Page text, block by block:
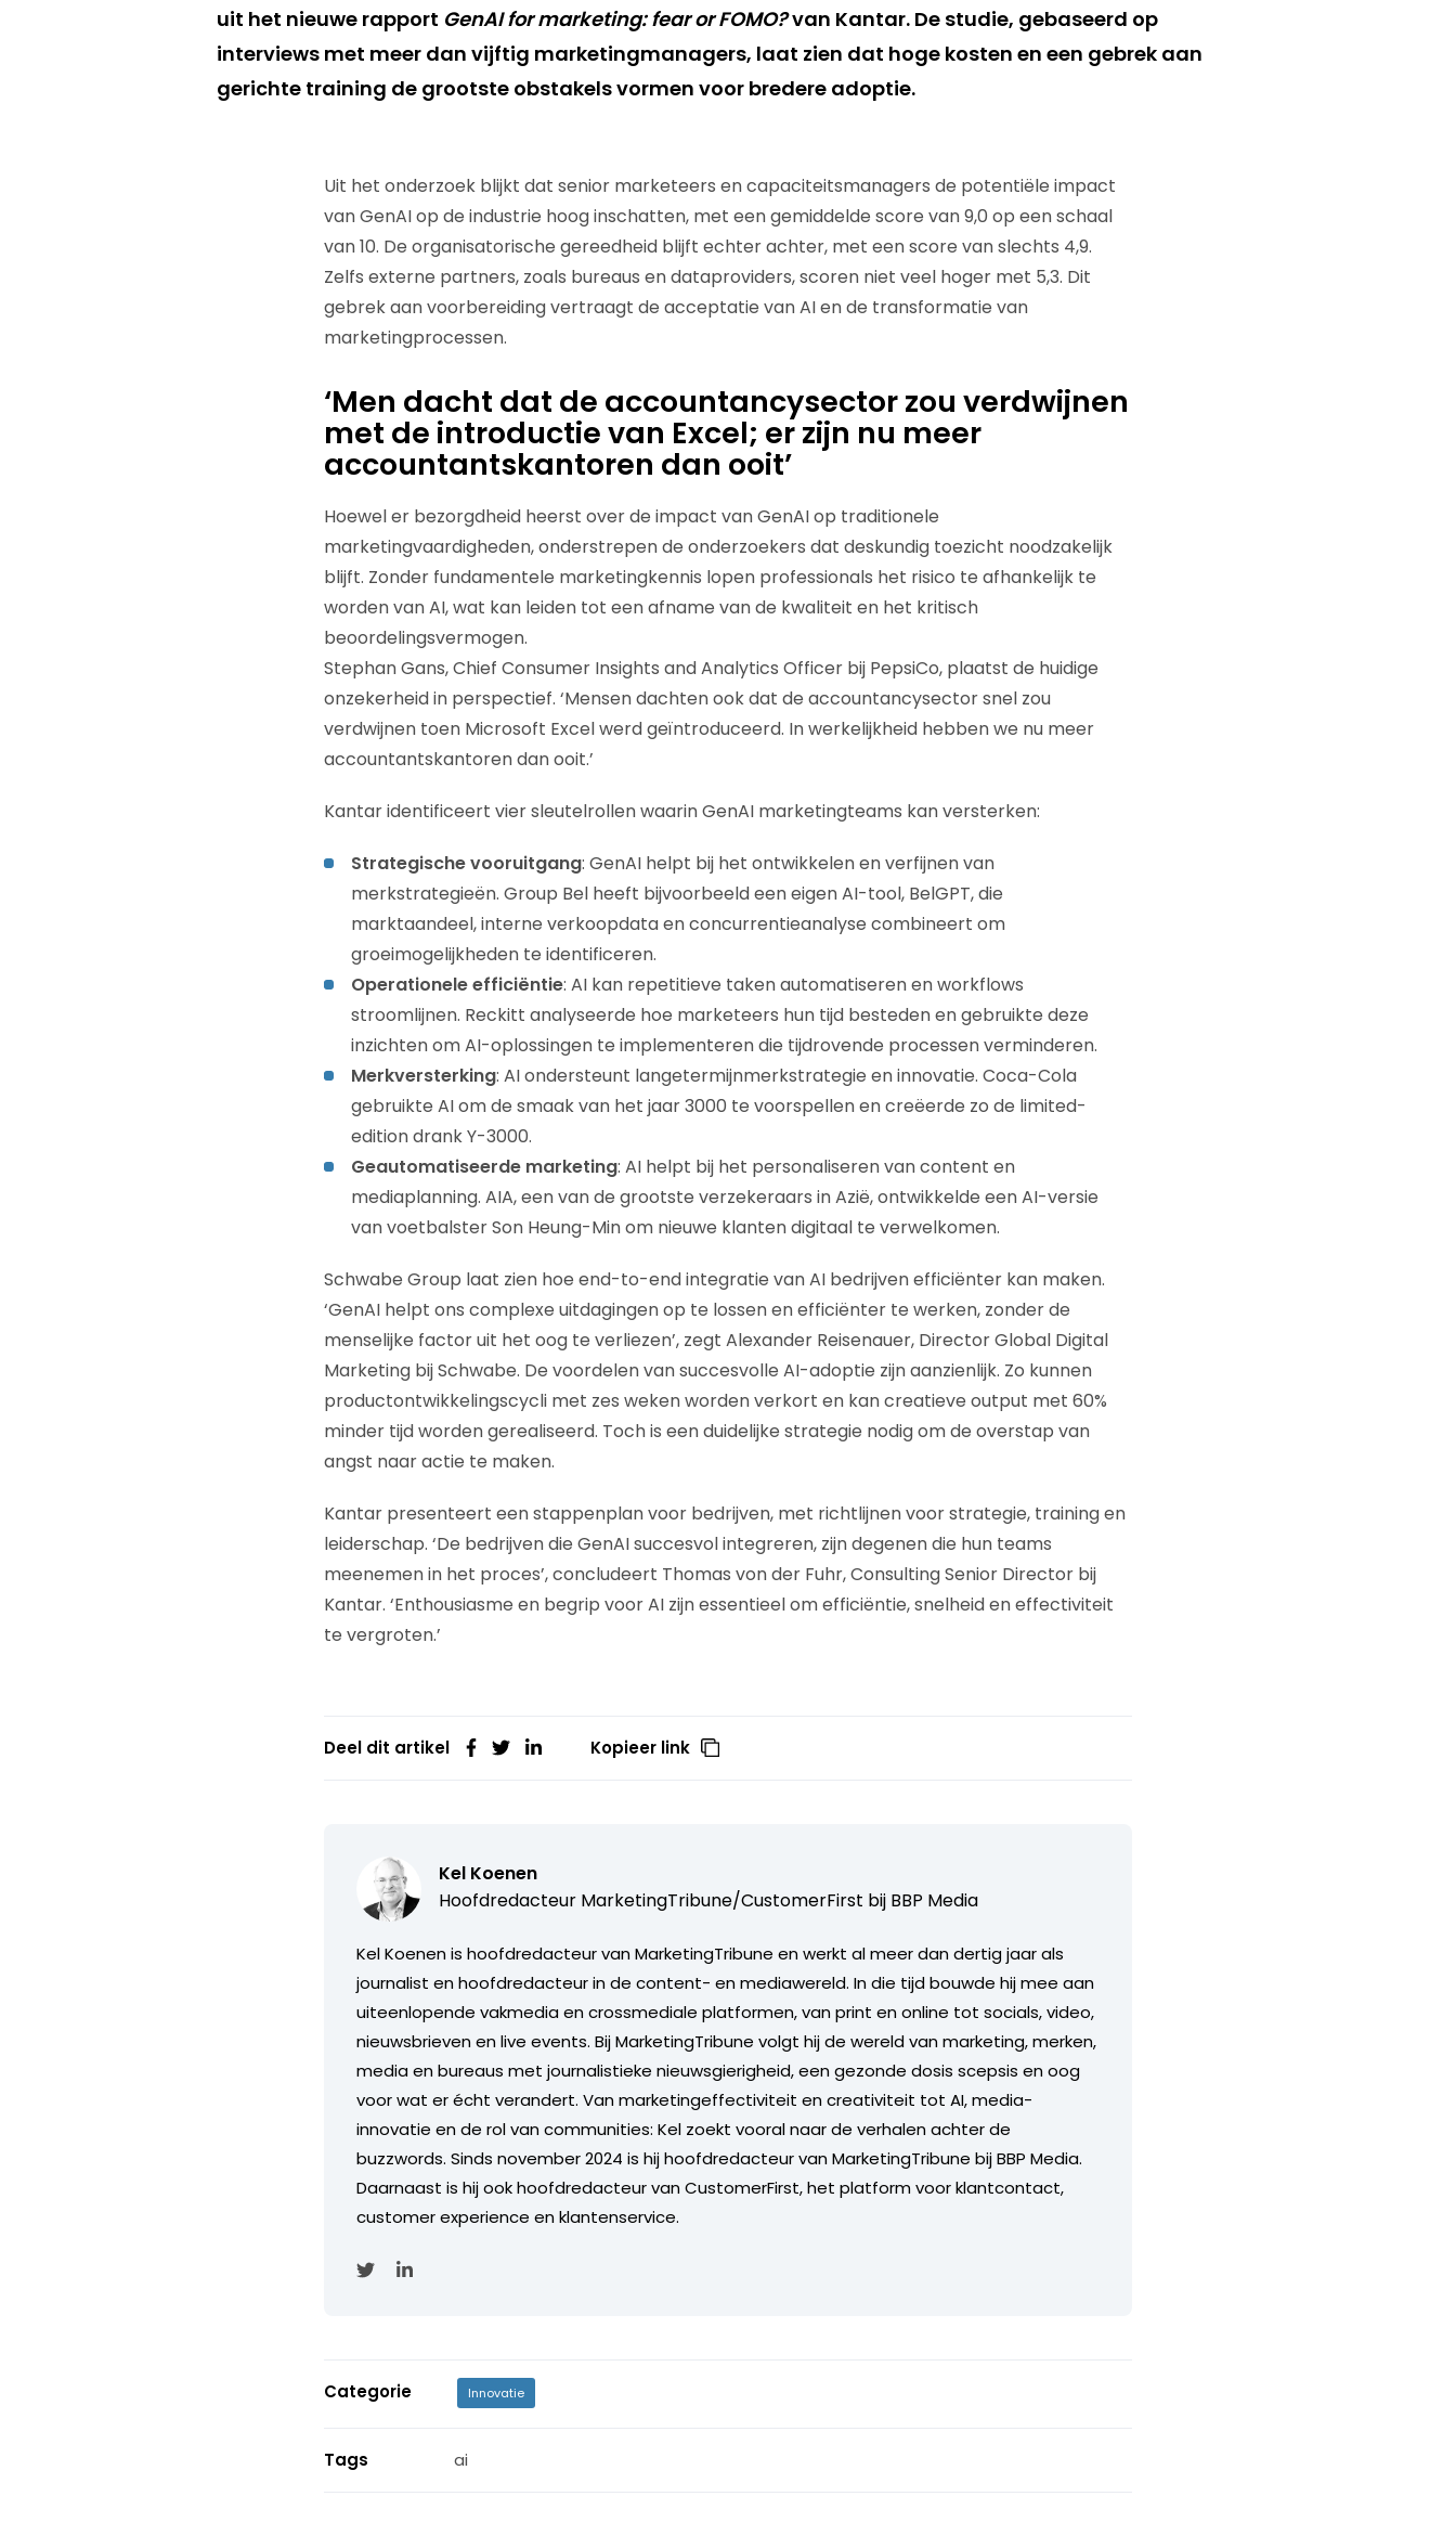
uit het nieuwe rapport GenAI for marketing: fear or FOMO?van Kantar. De studie, gebaseerd op
interviews met meer dan vijftig marketingmanagers, laat zien dat hoge kosten en een gebrek aan
gerichte training de grootste obstakels vormen voor bredere adoptie.
Uit het onderzoek blijkt dat senior marketeers en capaciteitsmanagers de potentiële impact
van GenAI op de industrie hoog inschatten, met een gemiddelde score van 9,0 op een schaal
van 10. De organisatorische gereedheid blijft echter achter, met een score van slechts 4,9.
Zelfs externe partners, zoals bureaus en dataproviders, scoren niet veel hoger met 5,3. Dit
gebrek aan voorbereiding vertraagt de acceptatie van AI en de transformatie van
marketingprocessen.
‘Men dacht dat de accountancysector zou verdwijnen
met de introductie van Excel; er zijn nu meer
accountantskantoren dan ooit’
Hoewel er bezorgdheid heerst over de impact van GenAI op traditionele
marketingvaardigheden, onderstrepen de onderzoekers dat deskundig toezicht noodzakelijk
blijft. Zonder fundamentele marketingkennis lopen professionals het risico te afhankelijk te
worden van AI, wat kan leiden tot een afname van de kwaliteit en het kritisch
beoordelingsvermogen.
Stephan Gans, Chief Consumer Insights and Analytics Officer bij PepsiCo, plaatst de huidige
onzekerheid in perspectief. ‘Mensen dachten ook dat de accountancysector snel zou
verdwijnen toen Microsoft Excel werd geïntroduceerd. In werkelijkheid hebben we nu meer
accountantskantoren dan ooit.’
Kantar identificeert vier sleutelrollen waarin GenAI marketingteams kan versterken:
Strategische vooruitgang: GenAI helpt bij het ontwikkelen en verfijnen van
merkstrategieën. Group Bel heeft bijvoorbeeld een eigen AI-tool, BelGPT, die
marktaandeel, interne verkoopdata en concurrentieanalyse combineert om
groeimogelijkheden te identificeren.
Operationele efficiëntie: AI kan repetitieve taken automatiseren en workflows
stroomlijnen. Reckitt analyseerde hoe marketeers hun tijd besteden en gebruikte deze
inzichten om AI-oplossingen te implementeren die tijdrovende processen verminderen.
Merkversterking: AI ondersteunt langetermijnmerkstrategie en innovatie. Coca-Cola
gebruikte AI om de smaak van het jaar 3000 te voorspellen en creëerde zo de limited-
edition drank Y-3000.
Geautomatiseerde marketing: AI helpt bij het personaliseren van content en
mediaplanning. AIA, een van de grootste verzekeraars in Azië, ontwikkelde een AI-versie
van voetbalster Son Heung-Min om nieuwe klanten digitaal te verwelkomen.
Schwabe Group laat zien hoe end-to-end integratie van AI bedrijven efficiënter kan maken.
‘GenAI helpt ons complexe uitdagingen op te lossen en efficiënter te werken, zonder de
menselijke factor uit het oog te verliezen’, zegt Alexander Reisenauer, Director Global Digital
Marketing bij Schwabe. De voordelen van succesvolle AI-adoptie zijn aanzienlijk. Zo kunnen
productontwikkelingscycli met zes weken worden verkort en kan creatieve output met 60%
minder tijd worden gerealiseerd. Toch is een duidelijke strategie nodig om de overstap van
angst naar actie te maken.
Kantar presenteert een stappenplan voor bedrijven, met richtlijnen voor strategie, training en
leiderschap. ‘De bedrijven die GenAI succesvol integreren, zijn degenen die hun teams
meenemen in het proces’, concludeert Thomas von der Fuhr, Consulting Senior Director bij
Kantar. ‘Enthousiasme en begrip voor AI zijn essentieel om efficiëntie, snelheid en effectiviteit
te vergroten.’
Deel dit artikel Kopieer link
Kel Koenen
Hoofdredacteur MarketingTribune/CustomerFirst bij BBP Media
Kel Koenen is hoofdredacteur van MarketingTribune en werkt al meer dan dertig jaar als
journalist en hoofdredacteur in de content- en mediawereld. In die tijd bouwde hij mee aan
uiteenlopende vakmedia en crossmediale platformen, van print en online tot socials, video,
nieuwsbrieven en live events. Bij MarketingTribune volgt hij de wereld van marketing, merken,
media en bureaus met journalistieke nieuwsgierigheid, een gezonde dosis scepsis en oog
voor wat er écht verandert. Van marketingeffectiviteit en creativiteit tot AI, media-
innovatie en de rol van communities: Kel zoekt vooral naar de verhalen achter de
buzzwords. Sinds november 2024 is hij hoofdredacteur van MarketingTribune bij BBP Media.
Daarnaast is hij ook hoofdredacteur van CustomerFirst, het platform voor klantcontact,
customer experience en klantenservice.
Categorie Innovatie
Tags ai